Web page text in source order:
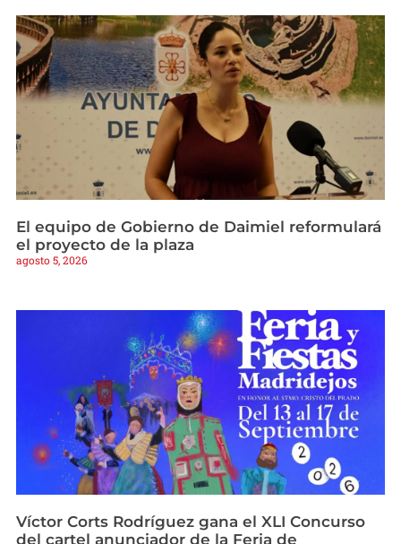
El equipo de Gobierno de Daimiel reformulará
el proyecto de la plaza
agosto 5, 2026
Víctor Corts Rodríguez gana el XLI Concurso
del cartel anunciador de la Feria de